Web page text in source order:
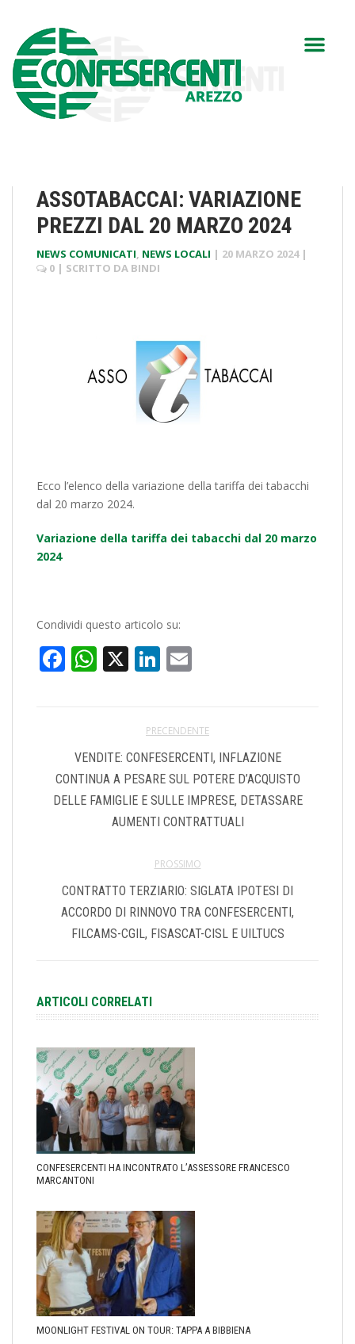
ASSOTABACCAI: VARIAZIONE
PREZZI DAL 20 MARZO 2024
NEWS COMUNICATI, NEWS LOCALI | 20 MARZO 2024 |
0 | SCRITTO DA BINDI
Ecco l’elenco della variazione della tariffa dei tabacchi
dal 20 marzo 2024.
Variazione della tariffa dei tabacchi dal 20 marzo
2024
Condividi questo articolo su:
Facebook
WhatsApp
X LinkedIn
PRECENDENTE
VENDITE: CONFESERCENTI, INFLAZIONE
CONTINUA A PESARE SUL POTERE D’ACQUISTO
DELLE FAMIGLIE E SULLE IMPRESE, DETASSARE
AUMENTI CONTRATTUALI
PROSSIMO
CONTRATTO TERZIARIO: SIGLATA IPOTESI DI
ACCORDO DI RINNOVO TRA CONFESERCENTI,
FILCAMS-CGIL, FISASCAT-CISL E UILTUCS
ARTICOLI CORRELATI
CONFESERCENTI HA INCONTRATO L’ASSESSORE FRANCESCO
MARCANTONI
MOONLIGHT FESTIVAL ON TOUR: TAPPA A BIBBIENA